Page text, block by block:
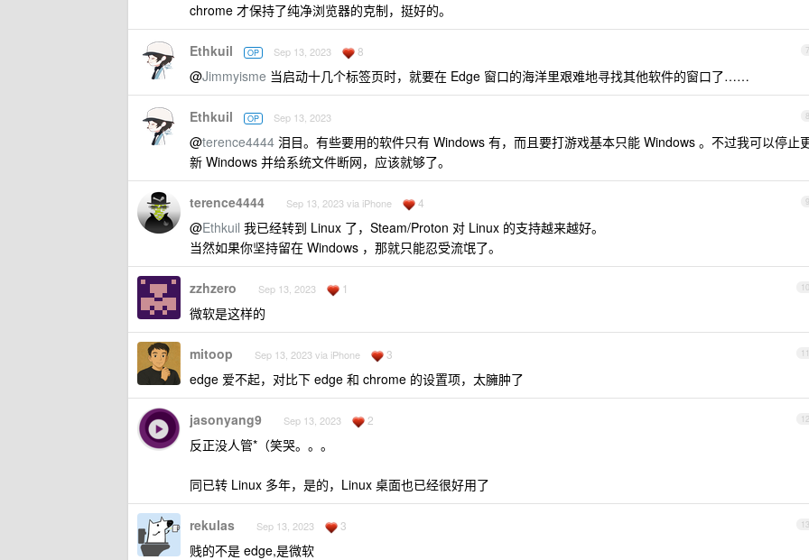
chrome 才保持了纯净浏览器的克制，挺好的。
7
Ethkuil OP Sep 13, 2023 8
@Jimmyisme 当启动十几个标签页时，就要在 Edge 窗口的海洋里艰难地寻找其他软件的窗口了……
8
Ethkuil OP Sep 13, 2023
@terence4444 泪目。有些要用的软件只有 Windows 有，而且要打游戏基本只能 Windows 。不过我可以停止
新 Windows 并给系统文件断网，应该就够了。
9
terence4444 Sep 13, 2023 via iPhone 4
@Ethkuil 我已经转到 Linux 了，Steam/Proton 对 Linux 的支持越来越好。
当然如果你坚持留在 Windows ，那就只能忍受流氓了。
10
zzhzero Sep 13, 2023 1
微软是这样的
11
mitoop Sep 13, 2023 via iPhone 3
edge 爱不起，对比下 edge 和 chrome 的设置项，太臃肿了
12
jasonyang9 Sep 13, 2023 2
反正没人管*（笑哭。。。
同已转 Linux 多年，是的，Linux 桌面也已经很好用了
13
rekulas Sep 13, 2023 3
贱的不是 edge,是微软